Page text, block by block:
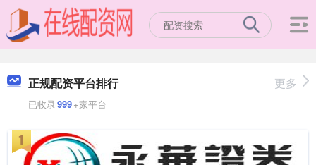
正规配资平台排行
已收录999+家平台
更多